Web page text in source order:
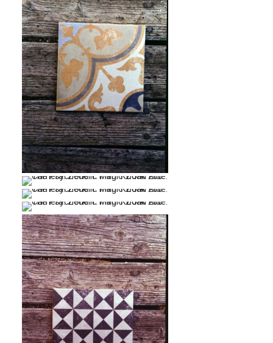
…
…
…